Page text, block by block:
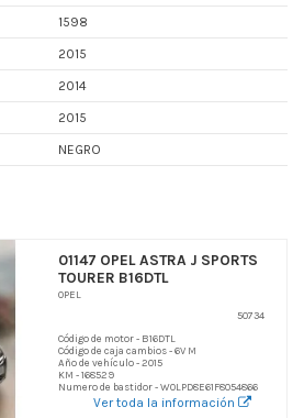
1598
2015
2014
2015
NEGRO
01147 OPEL ASTRA J SPORTS
TOURER B16DTL
OPEL
50734
Código de motor - B16DTL
Código de caja cambios - 6V M
Año de vehículo - 2015
KM - 168529
Numero de bastidor - W0LPD8E61F8054866
Ver toda la información